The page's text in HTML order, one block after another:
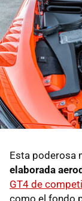
Esta poderosa
elaborada
GT4 de